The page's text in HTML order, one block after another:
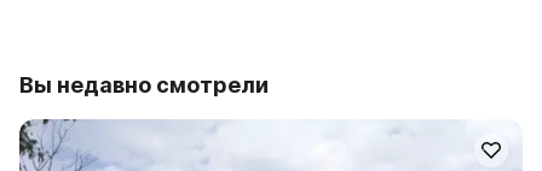
Вы недавно смотрели